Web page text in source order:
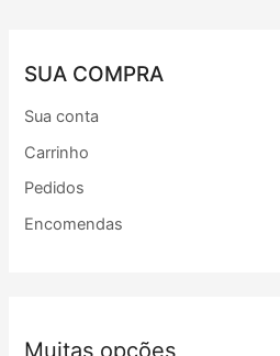
SUA COMPRA
Sua conta
Carrinho
Pedidos
Encomendas